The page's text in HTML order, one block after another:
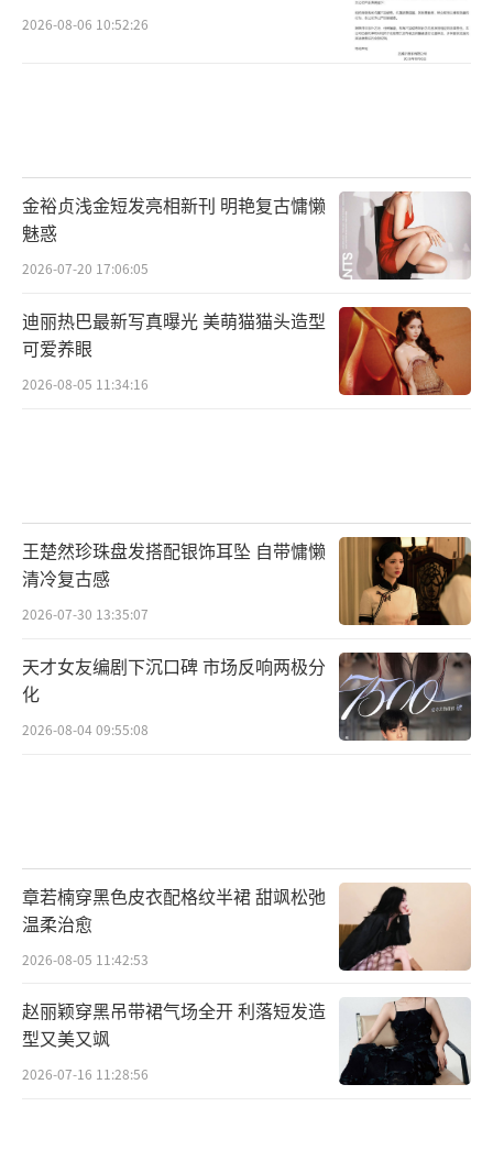
2026-08-06 10:52:26
金裕贞浅金短发亮相新刊 明艳复古慵懒
魅惑
2026-07-20 17:06:05
迪丽热巴最新写真曝光 美萌猫猫头造型
可爱养眼
2026-08-05 11:34:16
王楚然珍珠盘发搭配银饰耳坠 自带慵懒
清冷复古感
2026-07-30 13:35:07
天才女友编剧下沉口碑 市场反响两极分
化
2026-08-04 09:55:08
章若楠穿黑色皮衣配格纹半裙 甜飒松弛
温柔治愈
2026-08-05 11:42:53
赵丽颖穿黑吊带裙气场全开 利落短发造
型又美又飒
2026-07-16 11:28:56